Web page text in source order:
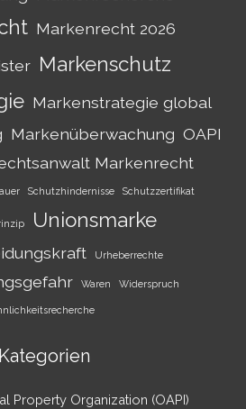
Markenrecht 2026
Markenschutz
Markenstrategie global
Markenüberwachung OAPI
Markenrecht
Schutzhindernisse Schutzzertifikat
Unionsmarke
Urheberrechte
Waren Widerspruch
Kategorien
Property Organization (OAPI)